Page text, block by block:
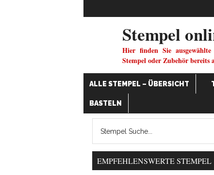
Stempel
Hier finden Sie
Stempel oder Zubehör bereits
ALLE STEMPEL – ÜBERSICHT
BASTELN
EMPFEHLENSWERTE STEMPEL